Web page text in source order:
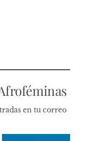
en tu correo